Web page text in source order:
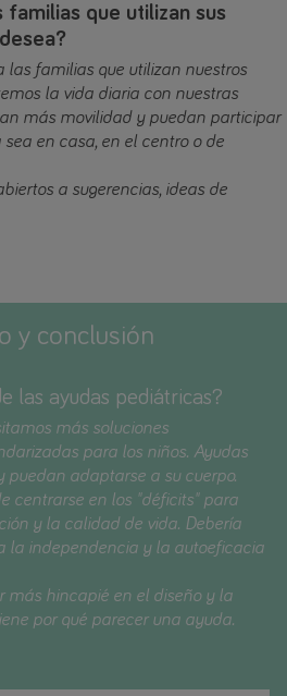
familias que utilizan sus
las familias que utilizan nuestros
la vida diaria con nuestras
más movilidad y puedan participar
en casa, en el centro o de
a sugerencias, ideas de
y conclusión
las ayudas pediátricas?
más soluciones
para los niños. Ayudas
puedan adaptarse a su cuerpo.
centrarse en los "déficits" para
y la calidad de vida. Debería
la independencia y la autoeficacia
más hincapié en el diseño y la
por qué parecer una ayuda.